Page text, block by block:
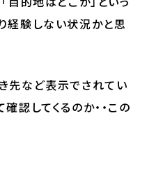
経験しない状況かと思
先など表示でされてい
認してくるのか・・この